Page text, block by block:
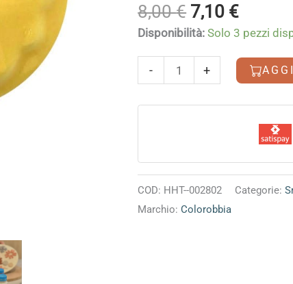
8,00€ Il
prezzo
era:
8,00 €.
7,10 €Il
prezzo
è:
7,10 €.
Disponibilità: Solo 3 pezzi
-
Glossy
quantità
+
Alternative:
COD: HHT--002802 Categorie:
Marchio:Colorobbia